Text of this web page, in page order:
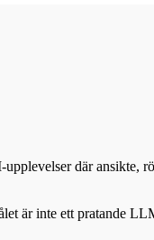
där ansikte,
är inte ett pratande